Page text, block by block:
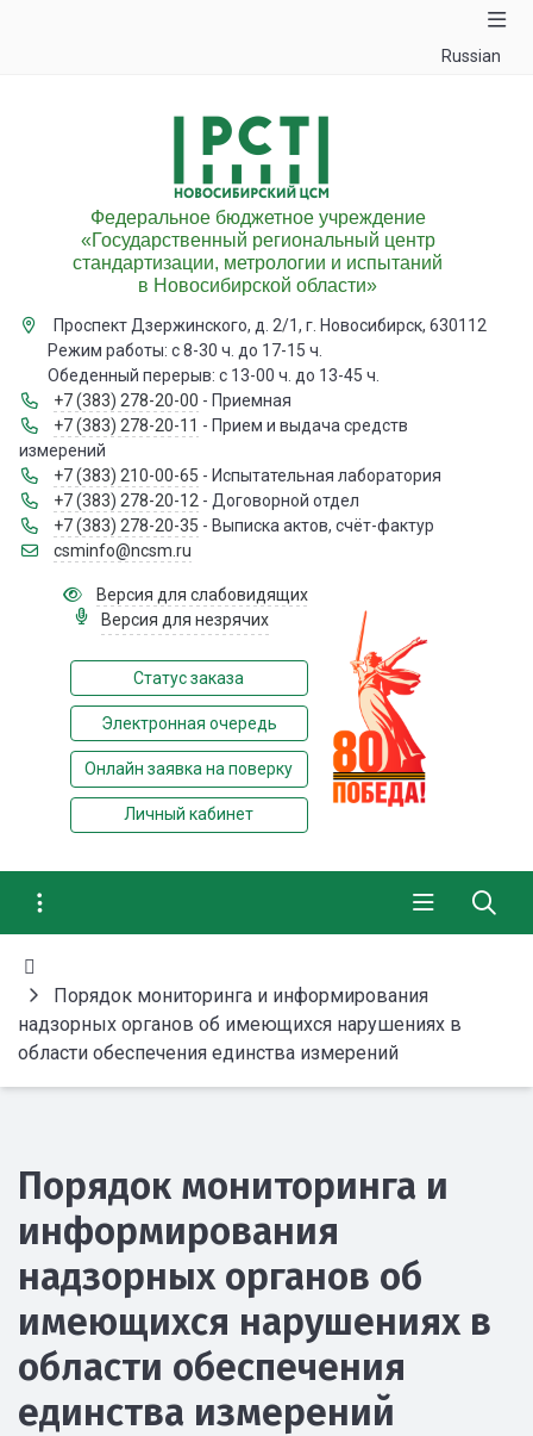
Russian
Федеральное бюджетное учреждение
«Государственный региональный центр
стандартизации, метрологии и испытаний
в Новосибирской области»
Проспект Дзержинского, д. 2/1, г. Новосибирск, 630112
Режим работы: с 8-30 ч. до 17-15 ч.
Обеденный перерыв: с 13-00 ч. до 13-45 ч.
+7 (383) 278-20-00 - Приемная
+7 (383) 278-20-11 - Прием и выдача средств
измерений
+7 (383) 210-00-65 - Испытательная лаборатория
+7 (383) 278-20-12 - Договорной отдел
+7 (383) 278-20-35 - Выписка актов, счёт-фактур
csminfo@ncsm.ru
Версия для слабовидящих
Версия для незрячих
Статус заказа
Электронная очередь
Онлайн заявка на поверку
Личный кабинет
Порядок мониторинга и информирования
надзорных органов об имеющихся нарушениях в
области обеспечения единства измерений
Порядок мониторинга и
информирования
надзорных органов об
имеющихся нарушениях в
области обеспечения
единства измерений